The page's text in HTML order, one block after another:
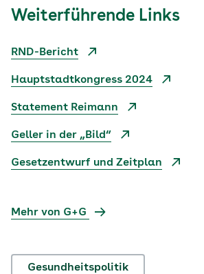
Weiterführende Links
RND-Bericht
Hauptstadtkongress 2024
Statement Reimann
Geller in der „Bild“
Gesetzentwurf und Zeitplan
Mehr von G+G
Gesundheitspolitik